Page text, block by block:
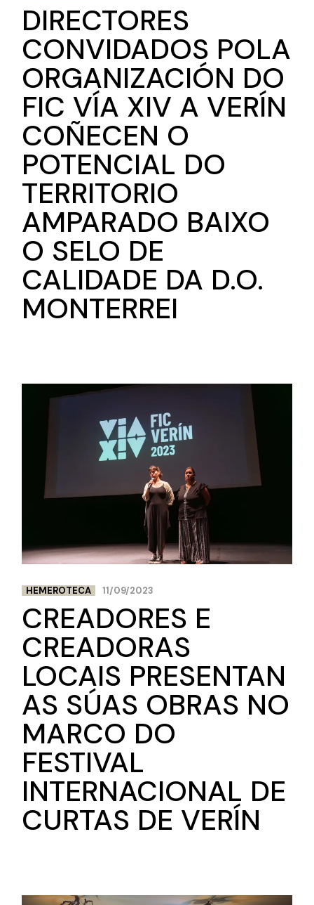
DIRECTORES
CONVIDADOS POLA
ORGANIZACIÓN DO
FIC VÍA XIV A VERÍN
COÑECEN O
POTENCIAL DO
TERRITORIO
AMPARADO BAIXO
O SELO DE
CALIDADE DA D.O.
MONTERREI
HEMEROTECA 11/09/2023
CREADORES E
CREADORAS
LOCAIS PRESENTAN
AS SÚAS OBRAS NO
MARCO DO
FESTIVAL
INTERNACIONAL DE
CURTAS DE VERÍN